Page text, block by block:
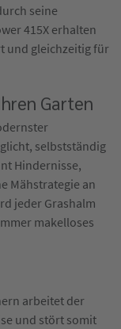
seine
415X erhalten
und gleichzeitig für
Garten
selbstständig
Hindernisse,
Mähstrategie an
jeder Grashalm
makelloses
arbeitet der
und stört somit